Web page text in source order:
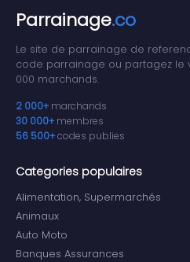
Parrainage.co
Le site de parrainage de
code parrainage ou partagez le
000 marchands.
2 000+ marchands
30 000+ membres
56 500+codes publies
Categories populaires
Alimentation, Supermarchés
Animaux
Auto Moto
Banques Assurances